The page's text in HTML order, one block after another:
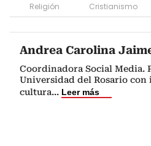
Religión Cristianismo
Andrea Carolina
Coordinadora Social Media.
Universidad del Rosario con
cultura... Leer más